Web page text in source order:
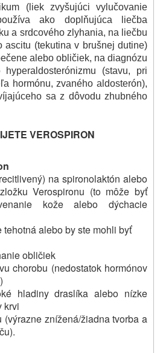
(liek zvyšujúci vylučovanie
ako doplňujúca liečba
a srdcového zlyhania, na liečbu
ascitu (tekutina v brušnej dutine)
alebo obličiek, na diagnózu
(stavu, pri
hormónu, zvaného aldosterón),
sa z dôvodu zhubného
VEROSPIRON
na spironolaktón alebo
Verospironu (to môže byť
kože alebo dýchacie
tehotná alebo by ste mohli byť
obličiek
chorobu (nedostatok hormónov
hladiny draslíka alebo nízke
krvi
(výrazne znížená/žiadna tvorba a